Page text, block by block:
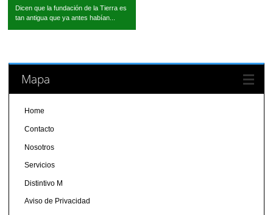
Dicen que la fundación de la Tierra es
tan antigua que ya antes habían...
Mapa
Home
Contacto
Nosotros
Servicios
Distintivo M
Aviso de Privacidad